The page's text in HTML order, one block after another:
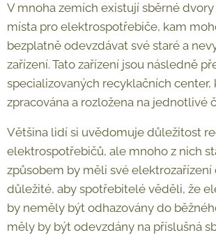
V mnoha zemích existují sběrné
místa pro elektrospotřebiče, kam
bezplatně odevzdávat své staré a
zařízení. Tato zařízení jsou následně
specializovaných recyklačních center,
zpracována a rozložena na jednotlivé
Většina lidí si uvědomuje důležitost
elektrospotřebičů, ale mnoho z nich
způsobem by měli své elektrozařízení
důležité, aby spotřebitelé věděli, že
by neměly být odhazovány do
měly by být odevzdány na příslušná